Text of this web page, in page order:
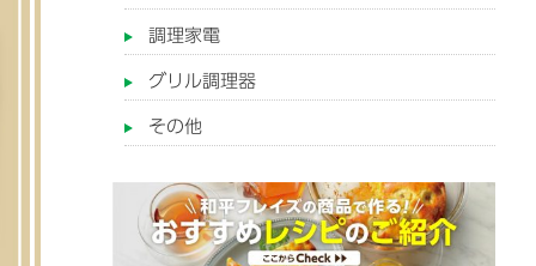
調理家電
グリル調理器
その他